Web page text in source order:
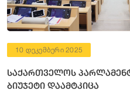
10 დეკემბერი 2025
საქართველოს
ბიუჯეტი დაამტკიცა